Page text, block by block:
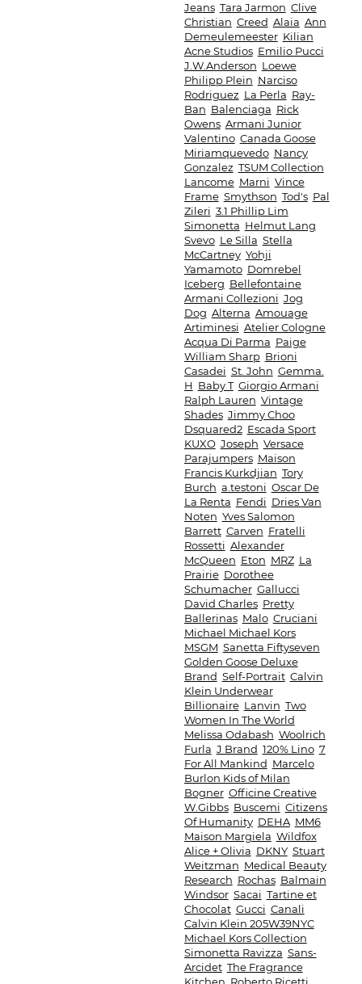
Jeans Tara Jarmon Clive
Christian Creed Alaia Ann
Demeulemeester Kilian
Acne Studios Emilio Pucci
J.W.Anderson Loewe
Philipp Plein Narciso
Rodriguez La Perla Ray-
Ban Balenciaga Rick
Owens Armani Junior
Valentino Canada Goose
Miriamquevedo Nancy
Gonzalez TSUM Collection
Lancome Marni Vince
Frame Smythson Tod's Pal
Zileri 3.1 Phillip Lim
Simonetta Helmut Lang
Svevo Le Silla Stella
McCartney Yohji
Yamamoto Domrebel
Iceberg Bellefontaine
Armani Collezioni Jog
Dog Alterna Amouage
Artiminesi Atelier Cologne
Acqua Di Parma Paige
William Sharp Brioni
Casadei St. John Gemma.
H Baby T Giorgio Armani
Ralph Lauren Vintage
Shades Jimmy Choo
Dsquared2 Escada Sport
KUXO Joseph Versace
Parajumpers Maison
Francis Kurkdjian Tory
Burch a.testoni Oscar De
La Renta Fendi Dries Van
Noten Yves Salomon
Barrett Carven Fratelli
Rossetti Alexander
McQueen Eton MRZ La
Prairie Dorothee
Schumacher Gallucci
David Charles Pretty
Ballerinas Malo Cruciani
Michael Michael Kors
MSGM Sanetta Fiftyseven
Golden Goose Deluxe
Brand Self-Portrait Calvin
Klein Underwear
Billionaire Lanvin Two
Women In The World
Melissa Odabash Woolrich
Furla J Brand 120% Lino 7
For All Mankind Marcelo
Burlon Kids of Milan
Bogner Officine Creative
W.Gibbs Buscemi Citizens
Of Humanity DEHA MM6
Maison Margiela Wildfox
Alice + Olivia DKNY Stuart
Weitzman Medical Beauty
Research Rochas Balmain
Windsor Sacai Tartine et
Chocolat Gucci Canali
Calvin Klein 205W39NYC
Michael Kors Collection
Simonetta Ravizza Sans-
Arcidet The Fragrance